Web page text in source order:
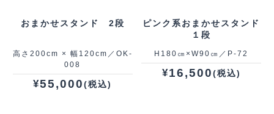
おまかせスタンド 2段
高さ200cm × 幅120cm／OK-
008
¥55,000(税込)
ピンク系おまかせスタンド
１段
H180㎝×W90㎝／P-72
¥16,500(税込)